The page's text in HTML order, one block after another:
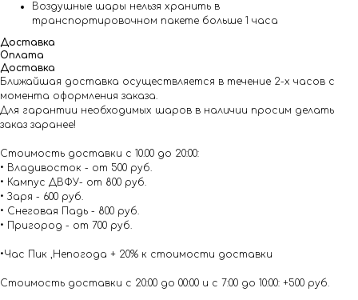
Воздушные шары нельзя хранить в
транспортировочном пакете больше 1 часа
Доставка
Оплата
Доставка
Ближайшая доставка осуществляется в течение 2-х часов с
момента оформления заказа.
Для гарантии необходимых шаров в наличии просим делать
заказ заранее!
Стоимость доставки с 10.00 до 20:00:
• Владивосток - от 500 руб.
• Кампус ДВФУ- от 800 руб.
• Заря - 600 руб.
• Снеговая Падь - 800 руб.
• Пригород - от 700 руб.
•Час Пик ,Непогода + 20% к стоимости доставки
Стоимость доставки с 20:00 до 00:00 и с 7:00 до 10:00: +500 руб.